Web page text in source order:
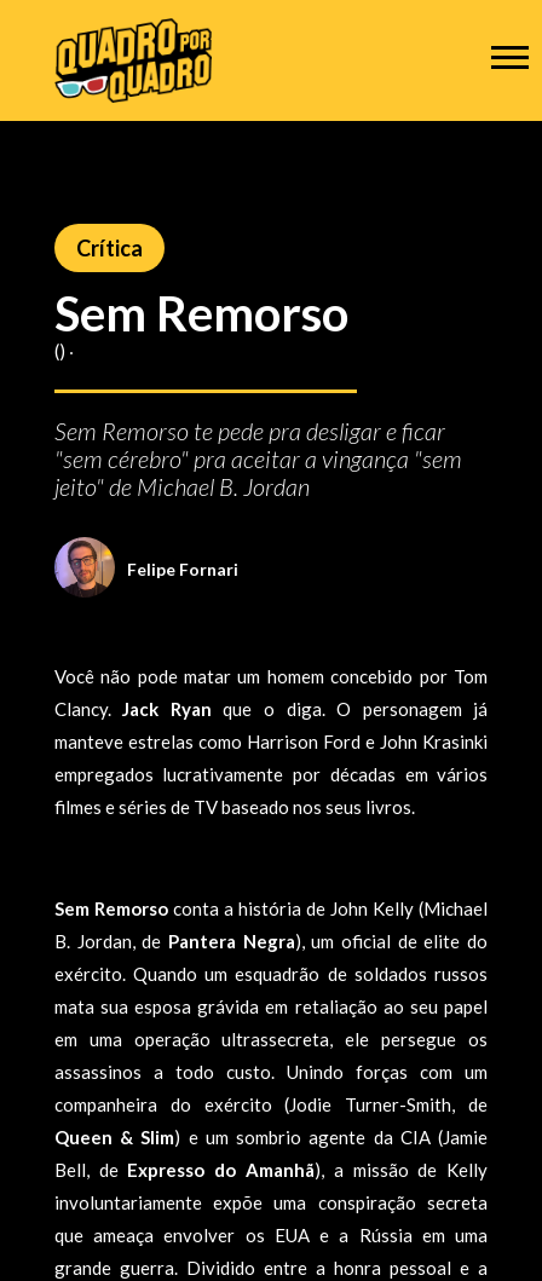
Crítica
Sem Remorso
() ‧
Sem Remorso te pede pra desligar e ficar
"sem cérebro" pra aceitar a vingança "sem
jeito" de Michael B. Jordan
Felipe Fornari
Você não pode matar um homem concebido por Tom
Clancy.Jack Ryan que o diga. O personagem já
manteve estrelas como Harrison Ford e John Krasinki
empregados lucrativamente por décadas em vários
filmes e séries de TV baseado nos seus livros.
Sem Remorsoconta a história de John Kelly (Michael
B. Jordan, de Pantera Negra), um oficial de elite do
exército. Quando um esquadrão de soldados russos
mata sua esposa grávida em retaliação ao seu papel
em uma operação ultrassecreta, ele persegue os
assassinos a todo custo. Unindo forças com um
companheira do exército (Jodie Turner-Smith, de
Queen & Slim) e um sombrio agente da CIA (Jamie
Bell, de Expresso do Amanhã), a missão de Kelly
involuntariamente expõe uma conspiração secreta
que ameaça envolver os EUA e a Rússia em uma
grande guerra. Dividido entre a honra pessoal e a